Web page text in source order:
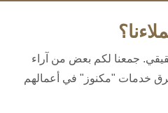
جمعنا لكم بعض من آراء
خدمات "مكنوز" في أعمالهم